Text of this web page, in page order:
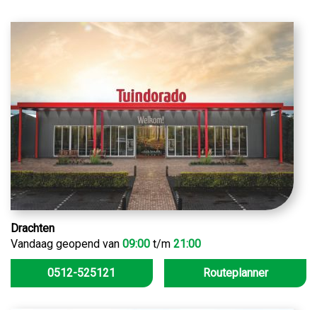
Drachten
Vandaag geopend van 09:00 t/m 21:00
0512-525121 Routeplanner